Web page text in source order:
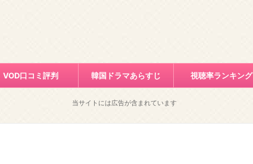
VOD口コミ評判 韓国ドラマあらすじ 視聴率ランキング
当サイトには広告が含まれています